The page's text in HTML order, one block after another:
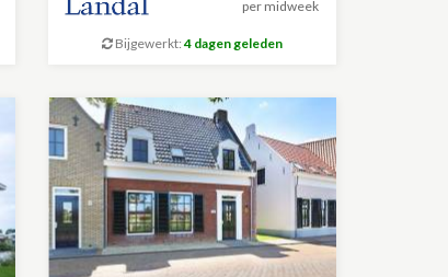
per midweek
Bijgewerkt:4 dagen geleden